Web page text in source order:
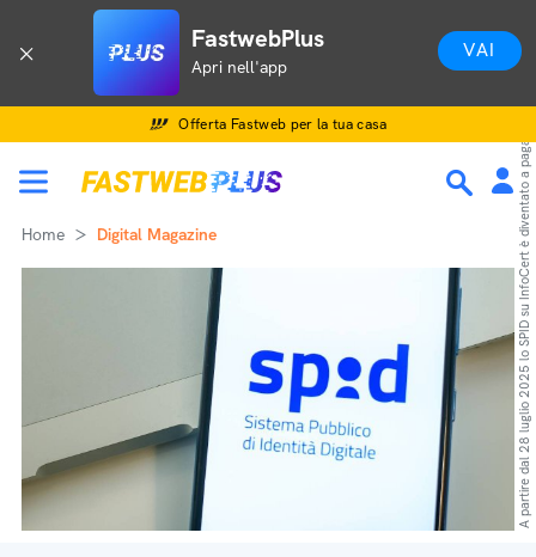
FastwebPlus
Apri nell'app
VAI
Offerta Fastweb per la tua casa
Home Digital Magazine